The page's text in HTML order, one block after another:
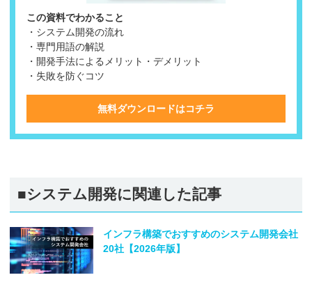
この資料でわかること
・システム開発の流れ
・専門用語の解説
・開発手法によるメリット・デメリット
・失敗を防ぐコツ
無料ダウンロードはコチラ
■システム開発に関連した記事
インフラ構築でおすすめのシステム開発会社
20社【2026年版】